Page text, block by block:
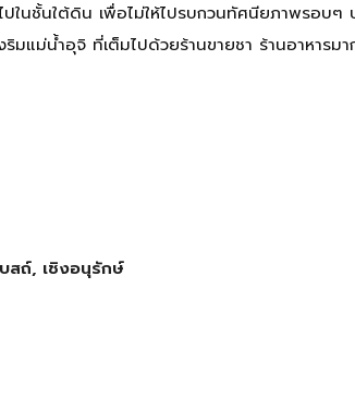
ในชั้นใต้ดิน เพื่อไม่ให้ไปรบกวนทัศนียภาพรอบๆ
มแม่น้ำอุจิ ที่เต็มไปด้วยร้านขายชา ร้านอาหารมา
สถ์, เชิงอนุรักษ์